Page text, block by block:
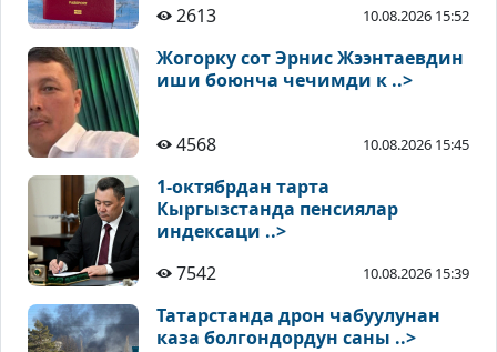
2613 10.08.2026 15:52
Жогорку сот Эрнис Жээнтаевдин
иши боюнча чечимди к ..>
4568 10.08.2026 15:45
1-октябрдан тарта
Кыргызстанда пенсиялар
индексаци ..>
7542
10.08.2026 15:39
Татарстанда дрон чабуулунан
каза болгондордун саны ..>